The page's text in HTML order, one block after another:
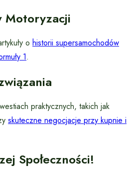
Motoryzacji
o historii supersamochodów
1.
praktycznych, takich jak
skuteczne negocjacje przy kupnie i
Społeczności!